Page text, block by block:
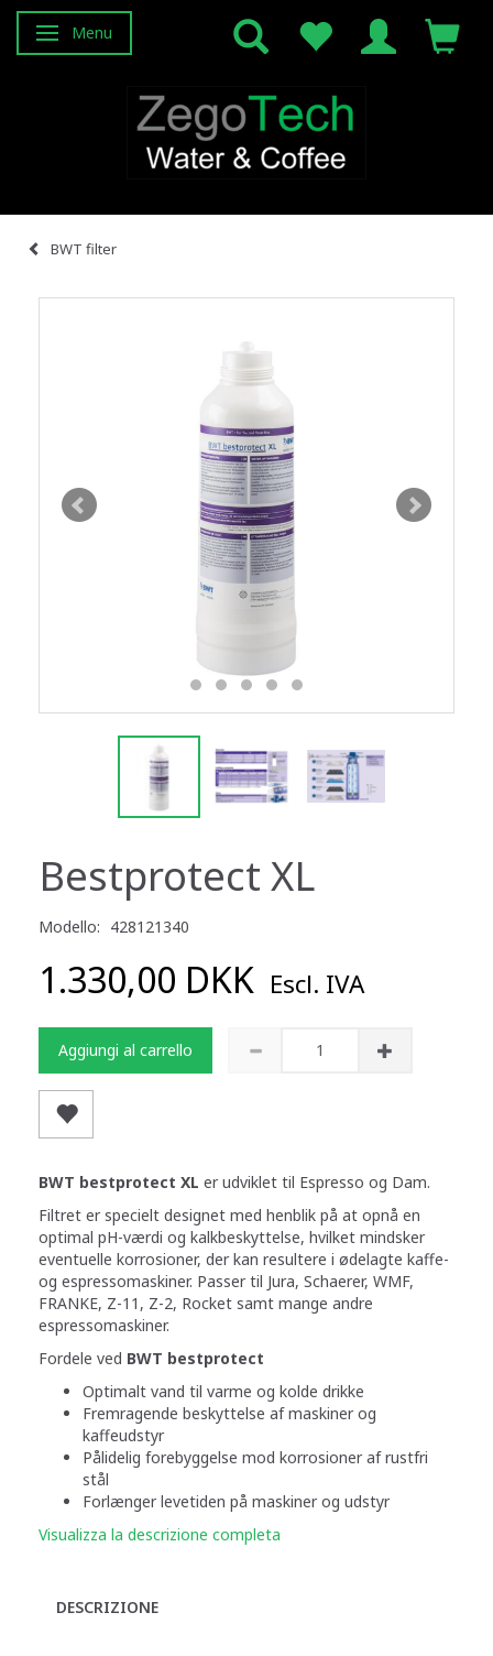
Attiva/disattiva navigazione
Menu
BWT filter
Bestprotect XL
Modello: 428121340
1.330,00 DKK Escl. IVA
Aggiungi al carrello
BWT bestprotect XL er udviklet til Espresso og Dam.
Filtret er specielt designet med henblik på at opnå en
optimal pH-værdi og kalkbeskyttelse, hvilket mindsker
eventuelle korrosioner, der kan resultere i ødelagte kaffe-
og espressomaskiner. Passer til Jura, Schaerer, WMF,
FRANKE, Z-11, Z-2, Rocket samt mange andre
espressomaskiner.
Fordele ved BWT bestprotect
Optimalt vand til varme og kolde drikke
Fremragende beskyttelse af maskiner og
kaffeudstyr
Pålidelig forebyggelse mod korrosioner af rustfri
stål
Forlænger levetiden på maskiner og udstyr
Visualizza la descrizione completa
DESCRIZIONE